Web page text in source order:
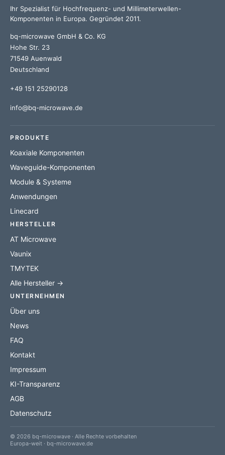
Ihr Spezialist für Hochfrequenz- und Millimeterwellen-
Komponenten in Europa. Gegründet 2011.
bq-microwave GmbH & Co. KG
Hohe Str. 23
71549 Auenwald
Deutschland
+49 151 25290128
info@bq-microwave.de
PRODUKTE
Koaxiale Komponenten
Waveguide-Komponenten
Module & Systeme
Anwendungen
Linecard
HERSTELLER
AT Microwave
Vaunix
TMYTEK
Alle Hersteller →
UNTERNEHMEN
Über uns
News
FAQ
Kontakt
Impressum
KI-Transparenz
AGB
Datenschutz
© 2026 bq-microwave · Alle Rechte vorbehalten
Europa-weit · bq-microwave.de